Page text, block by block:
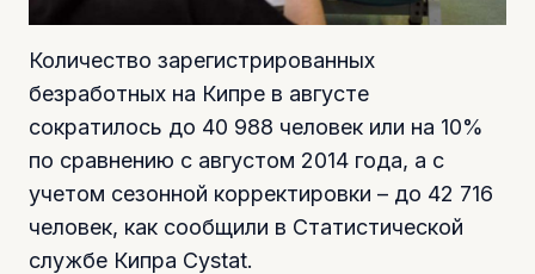
Количество зарегистрированных
безработных на Кипре в августе
сократилось до 40 988 человек или на 10%
по сравнению с августом 2014 года, а с
учетом сезонной корректировки – до 42 716
человек, как сообщили в Статистической
службе Кипра Cystat.